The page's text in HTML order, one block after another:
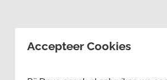
Accepteer Cookies